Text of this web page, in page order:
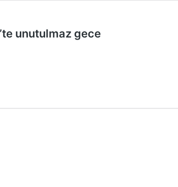
unutulmaz gece